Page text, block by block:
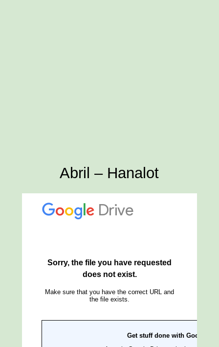
Abril – Hanalot